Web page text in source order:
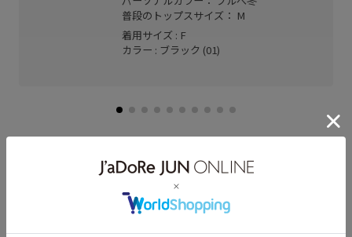
普段のトップスサイズ： M
着用サイズ : F
カラー : ブラック (01)